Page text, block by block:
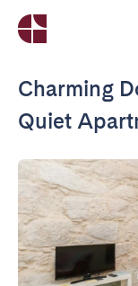
Charming
Quiet